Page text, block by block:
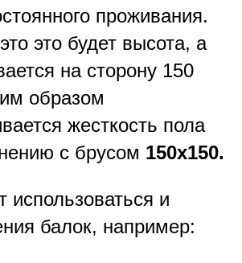
проживания.
это будет высота, а
на сторону 150
образом
жесткость пола
с брусом 150х150.
использоваться и
балок, например: